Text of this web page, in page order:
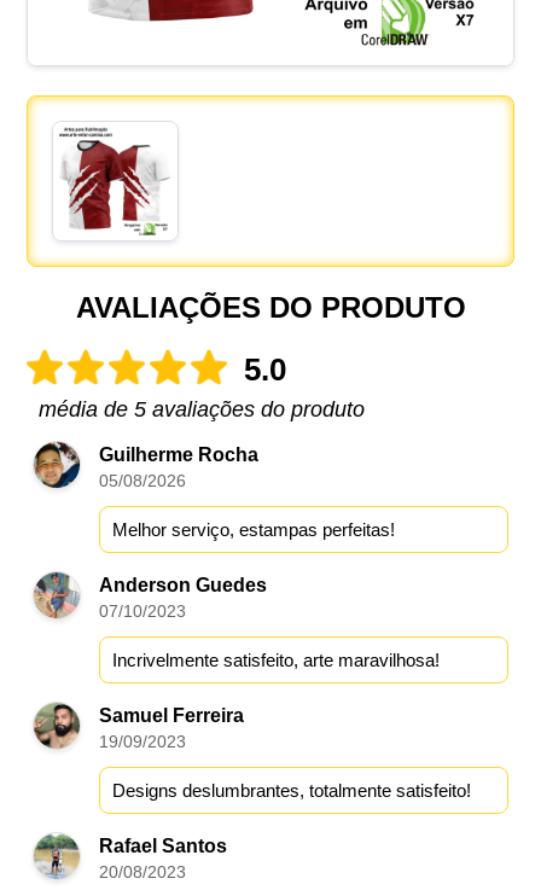
AVALIAÇÕES DO PRODUTO
5.0
média de 5 avaliações do produto
Guilherme Rocha
05/08/2026
Melhor serviço, estampas perfeitas!
Anderson Guedes
07/10/2023
Incrivelmente satisfeito, arte maravilhosa!
Samuel Ferreira
19/09/2023
Designs deslumbrantes, totalmente satisfeito!
Rafael Santos
20/08/2023